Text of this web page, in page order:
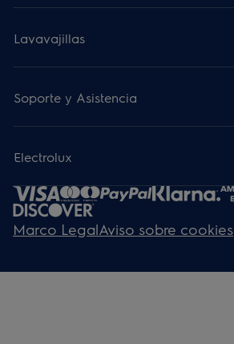
Lavavajillas
Soporte y Asistencia
Electrolux
Marco LegalAviso sobre cookies